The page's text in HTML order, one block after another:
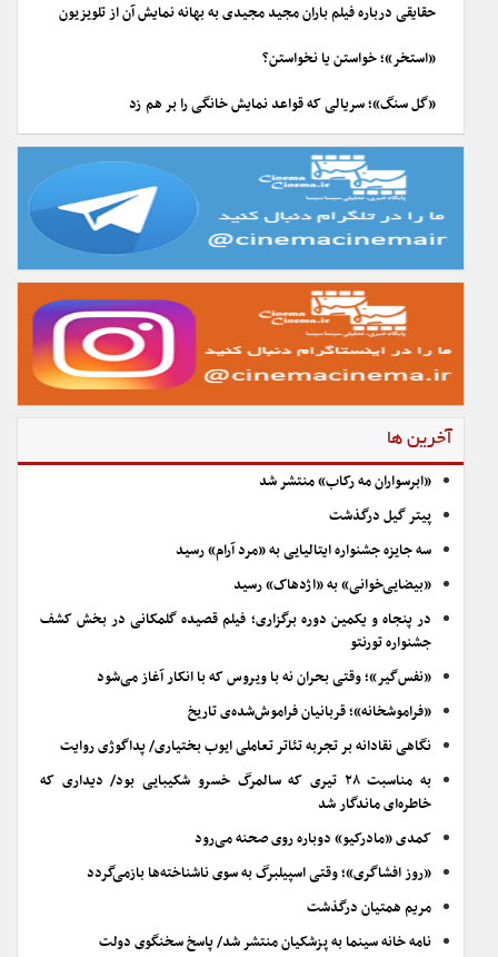
حقایقی درباره فیلم باران مجید مجیدی به بهانه نمایش آن از تلویزیون
«استخر»؛ خواستن یا نخواستن؟
«گل سنگ»؛ سریالی که قواعد نمایش خانگی را بر هم زد
آخرین ها
«ابرسواران مه رکاب» منتشر شد
پیتر گیل درگذشت
سه جایزه جشنواره ایتالیایی به «مرد آرام» رسید
«بیضایی‌خوانی» به «اژدهاک» رسید
در پنجاه و یکمین دوره برگزاری؛ فیلم قصیده گلمکانی در بخش کشف
جشنواره تورنتو
«نفس‌گیر»؛ وقتی بحران نه با ویروس که با انکار آغاز می‌شود
«فراموشخانه»؛ قربانیان فراموش‌شده‌ی تاریخ
نگاهی نقادانه بر تجربه تئاتر تعاملی ایوب بختیاری/ پداگوژی روایت
به مناسبت ۲۸ تیری که سالمرگ خسرو شکیبایی بود/ دیداری که
خاطره‌ای ماندگار شد
کمدی «مادرکیو» دوباره روی صحنه می‌رود
«روز افشاگری»؛ وقتی اسپیلبرگ به سوی ناشناخته‌ها بازمی‌گردد
مریم همتیان درگذشت
نامه خانه سینما به پزشکیان منتشر شد/ پاسخ سخنگوی دولت